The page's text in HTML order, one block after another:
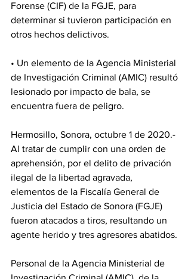
Forense (CIF) de la FGJE, para
determinar si tuvieron participación en
otros hechos delictivos.
• Un elemento de la Agencia Ministerial
de Investigación Criminal (AMIC) resultó
lesionado por impacto de bala, se
encuentra fuera de peligro.
Hermosillo, Sonora, octubre 1 de 2020.-
Al tratar de cumplir con una orden de
aprehensión, por el delito de privación
ilegal de la libertad agravada,
elementos de la Fiscalía General de
Justicia del Estado de Sonora (FGJE)
fueron atacados a tiros, resultando un
agente herido y tres agresores abatidos.
Personal de la Agencia Ministerial de